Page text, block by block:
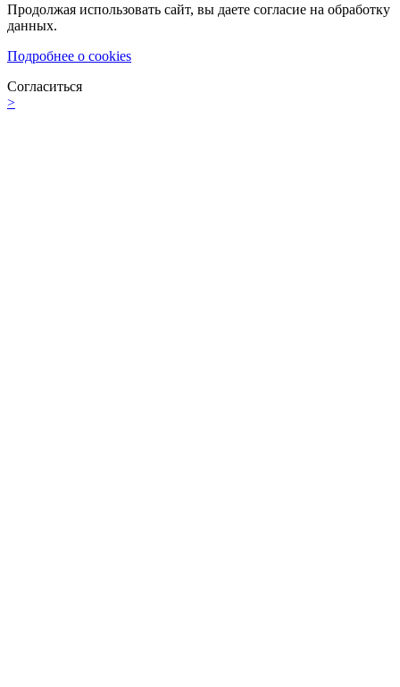
Продолжая использовать сайт, вы даете согласие на обработку
данных.
Подробнее о cookies
Согласиться
>